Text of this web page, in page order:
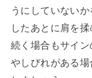
うにしていない
したあとに肩を
続く場合もサイ
やしびれがある